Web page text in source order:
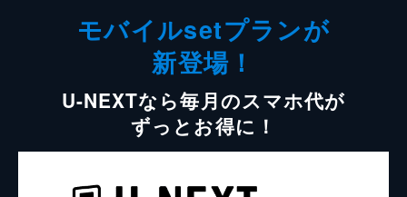
モバイルsetプランが
新登場！
U-NEXTなら毎月のスマホ代が
ずっとお得に！